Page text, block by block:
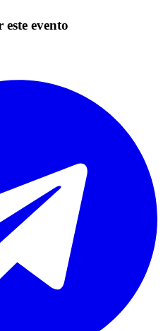
evento